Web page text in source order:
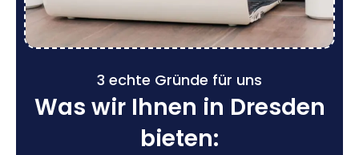
3 echte Gründe für uns
Was wir Ihnen in Dresden
bieten: